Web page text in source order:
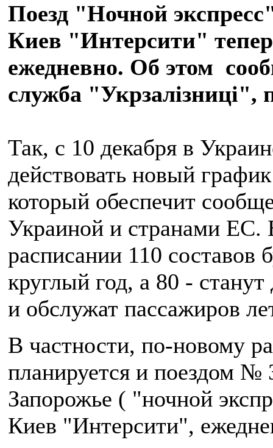
Поезд "Ночной
Киев "Интерсити"
ежедневно. Об этом
служба "Укрзалізниці",
Так, с 10 декабря в
действовать новый
который обеспечит
Украиной и странами ЕС.
расписании 110 составов
круглый год, а 80 -
и обслужат пассажиров
В частности, по-новому
планируется и поездом №
Запорожье ( "ночной
Киев "Интерсити",